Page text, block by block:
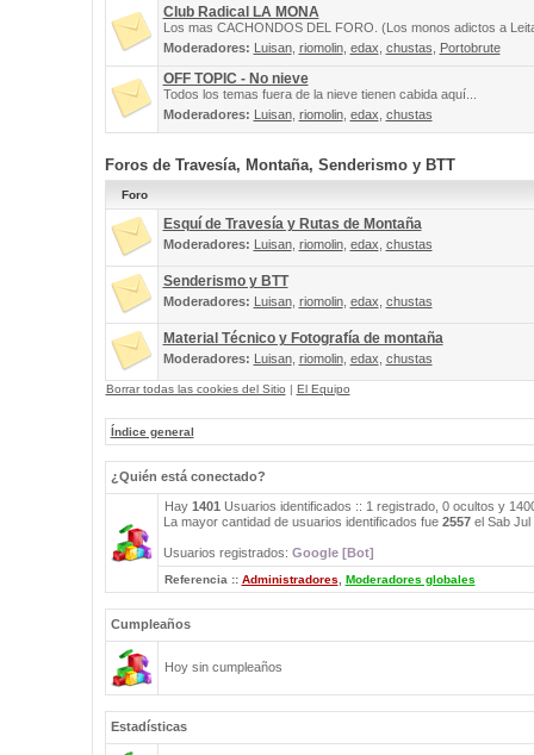
Club Radical LA MONA
Los mas CACHONDOS DEL FORO. (Los monos adictos a
Moderadores: Luisan, riomolin, edax chustas Portobrute
OFF TOPIC - No nieve
Todos los temas fuera de la nieve tienen cabida aquí...
Moderadores: Luisan, riomolin, edax chustas
Foros de Travesía, Montaña, Senderismo y BTT
Foro
Esquí de Travesía y Rutas de Montaña
Moderadores: Luisan, riomolin, edax chustas
Senderismo y BTT
Moderadores: Luisan, riomolin, edax chustas
Material Técnico y Fotografía de montaña
Moderadores: Luisan, riomolin, edax chustas
Borrar todas las cookies del Sitio | El Equipo
Índice general
¿Quién está conectado?
Hay 1401 Usuarios identificados :: 1 registrado, 0 ocultos y
La mayor cantidad de usuarios identificados fue 2557el Sab Jul
Usuarios registrados: Google [Bot]
Referencia :: Administradores Moderadores globales
Cumpleaños
Hoy sin cumpleaños
Estadísticas